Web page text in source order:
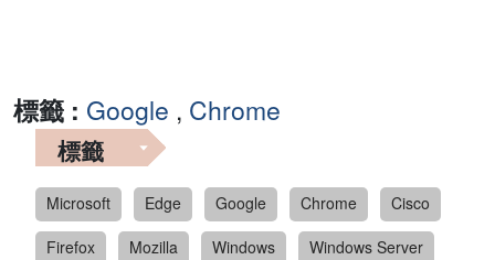
標籤 : Google , Chrome
標籤
Microsoft Edge Google Chrome
Cisco
Firefox
Mozilla Windows
Windows Server